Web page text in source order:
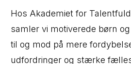
Hos Akademiet for
samler vi motiverede børn
til og mod på mere
udfordringer og stærke